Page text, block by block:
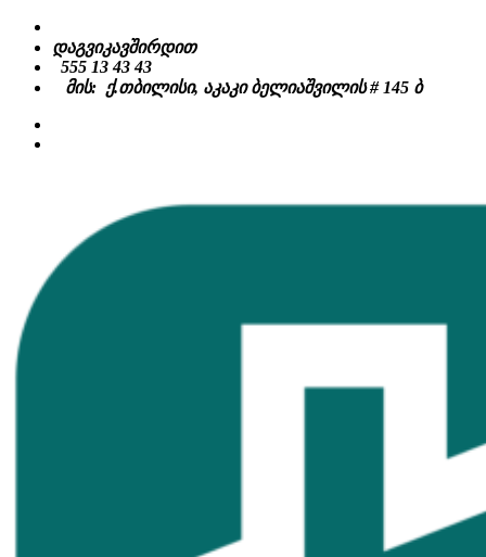
Skip
content
დაგვიკავშირდით
555 13 43 43
მის: ქ.თბილისი, აკაკი ბელიაშვილის # 145 ბ